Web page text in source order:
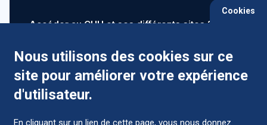
Accéder au CHU et ses différents sites ?
Comment préparer mon hospitalisation ?
Cookies
Nous utilisons des cookies sur ce
site pour améliorer votre expérience
d'utilisateur.
En cliquant sur un lien de cette page, vous nous donnez